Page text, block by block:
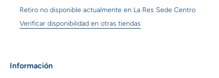
Retiro no disponible actualmente en La Res Sede Centro
Verificar disponibilidad en otras tiendas
Información